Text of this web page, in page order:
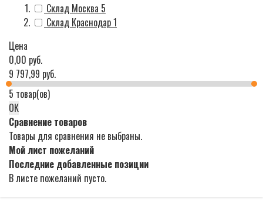
Склад Москва 5
Склад Краснодар1
Цена
0,00 руб.
9 797,99 руб.
5 товар(ов)
ОК
Сравнение товаров
Товары для сравнения не выбраны.
Мой лист пожеланий
Последние добавленные позиции
В листе пожеланий пусто.